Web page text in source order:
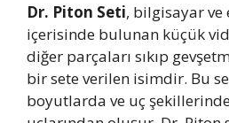
Dr. Piton Seti, bilgisayar ve
içerisinde bulunan küçük
diğer parçaları sıkıp
bir sete verilen isimdir. Bu
boyutlarda ve uç